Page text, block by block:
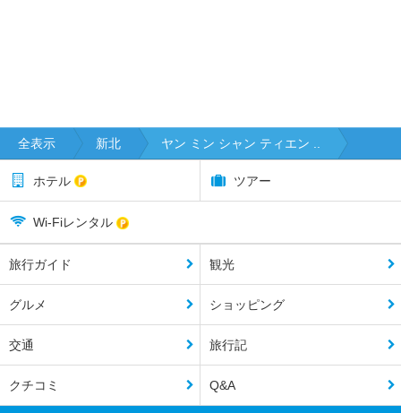
全表示 新北 ヤン ミン シャン ティエン ..
ホテル ツアー
Wi-Fiレンタル
旅行ガイド 観光
グルメ ショッピング
交通 旅行記
クチコミ Q&A